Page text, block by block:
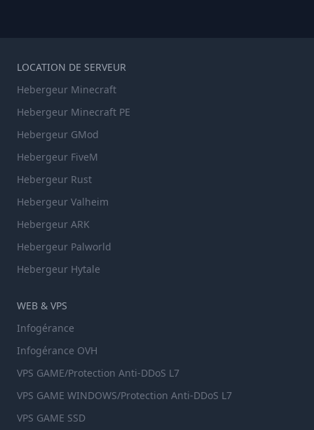
LOCATION DE SERVEUR
Hebergeur Minecraft
Hebergeur Minecraft PE
Hebergeur GMod
Hebergeur FiveM
Hebergeur Rust
Hebergeur Valheim
Hebergeur ARK
Hebergeur Palworld
Hebergeur Hytale
WEB & VPS
Infogérance
Infogérance OVH
VPS GAME/Protection Anti-DDoS L7
VPS GAME WINDOWS/Protection Anti-DDoS L7
VPS GAME SSD